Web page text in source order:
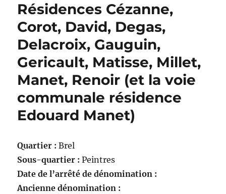
Résidences Cézanne,
Corot, David, Degas,
Delacroix, Gauguin,
Gericault, Matisse, Millet,
Manet, Renoir (et la voie
communale résidence
Edouard Manet)
Quartier :Brel
Sous-quartier : Peintres
Date de l’arrêté de dénomination :
Ancienne dénomination :